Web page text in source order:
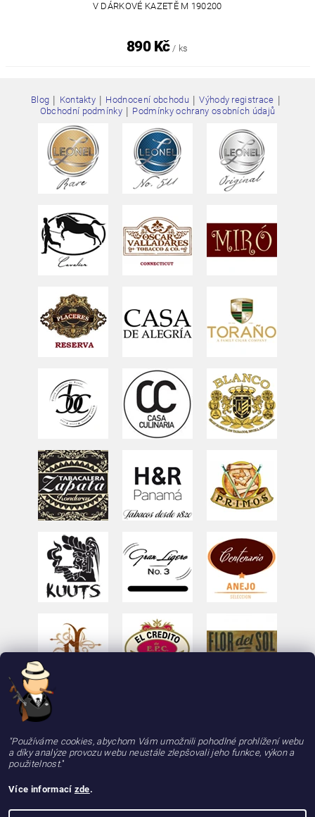
V DÁRKOVÉ KAZETĚ M 190200
890 Kč / ks
Blog | Kontakty | Hodnocení obchodu | Výhody registrace |
Obchodní podmínky | Podmínky ochrany osobních údajů
2026 © deLAMOTT, e-shop - doutniky24.cz, doutníky se zárukou 100% kvality, rychle a
"Používáme cookies, abychom Vám umožnili pohodlné prohlížení webu
a díky analýze provozu webu neustále zlepšovali jeho funkce, výkon a
použitelnost."
Více informací zde.